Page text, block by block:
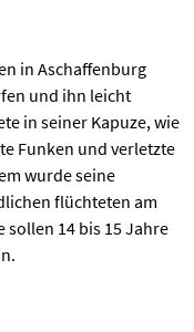
in Aschaffenburg
und ihn leicht
in seiner Kapuze, wie
Funken und verletzte
wurde seine
flüchteten am
sollen 14 bis 15 Jahre